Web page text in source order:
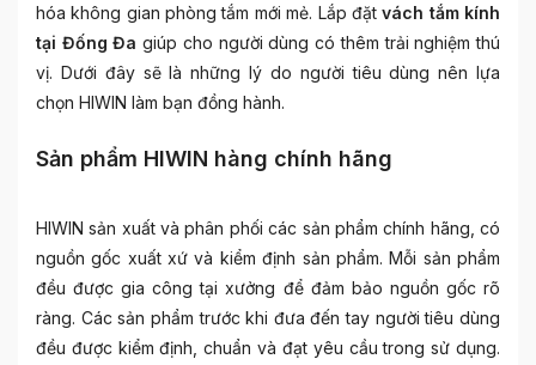
hóa không gian phòng tắm mới mẻ. Lắp đặtvách tắm kính
tại Đống Đa giúp cho người dùng có thêm trải nghiệm thú
vị. Dưới đây sẽ là những lý do người tiêu dùng nên lựa
chọn HIWIN làm bạn đồng hành.
Sản phẩm HIWIN hàng chính hãng
HIWIN sản xuất và phân phối các sản phẩm chính hãng, có
nguồn gốc xuất xứ và kiểm định sản phẩm. Mỗi sản phẩm
đều được gia công tại xưởng để đảm bảo nguồn gốc rõ
ràng. Các sản phẩm trước khi đưa đến tay người tiêu dùng
đều được kiểm định, chuẩn và đạt yêu cầu trong sử dụng.